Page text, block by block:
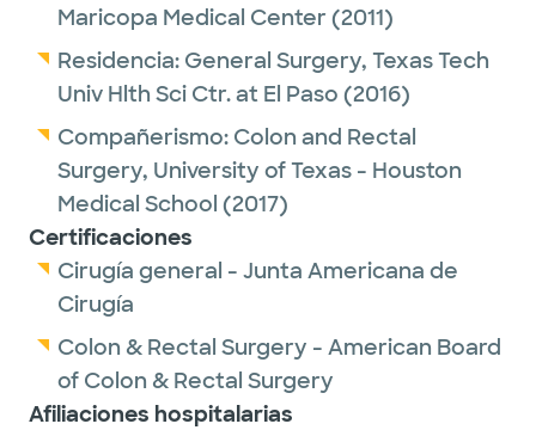
Maricopa Medical Center (2011)
Residencia: General Surgery, Texas Tech
Univ Hlth Sci Ctr. at El Paso (2016)
Compañerismo: Colon and Rectal
Surgery, University of Texas - Houston
Medical School (2017)
Certificaciones
Cirugía general - Junta Americana de
Cirugía
Colon & Rectal Surgery - American Board
of Colon & Rectal Surgery
Afiliaciones hospitalarias